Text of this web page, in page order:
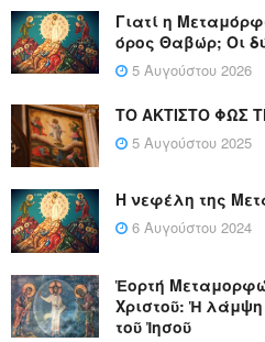
Γιατί η
όρος Θαβώρ; Οι
5 Αυγούστου 2026
ΤΟ ΑΚΤΙΣΤΟ ΦΩΣ
5 Αυγούστου 2025
Η νεφέλη της
6 Αυγούστου 2024
Ἑορτή
Χριστοῦ: Ἡ λάμψη
τοῦ Ἰησοῦ